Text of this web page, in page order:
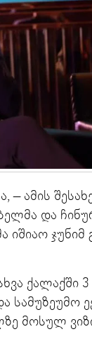
– ამის
და
ჯუნიმ
ქალაქში
სამუზეუმო
მოსულ